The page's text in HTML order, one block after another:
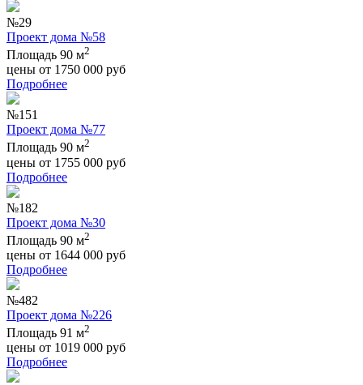
№29
Проект дома №58
Площадь 90 м2
цены от 1750 000 руб
Подробнее
№151
Проект дома №77
Площадь 90 м2
цены от 1755 000 руб
Подробнее
№182
Проект дома №30
Площадь 90 м2
цены от 1644 000 руб
Подробнее
№482
Проект дома №226
Площадь 91 м2
цены от 1019 000 руб
Подробнее